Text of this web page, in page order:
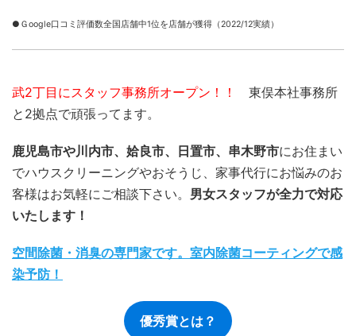
●Ｇoogle口コミ評価数全国店舗中1位を店舗が獲得（2022/12実績）
武2丁目にスタッフ事務所オープン！！
東俣本社事務所
と2拠点で頑張ってます。
鹿児島市や川内市、姶良市、日置市、串木野市にお住まい
でハウスクリーニングやおそうじ、家事代行にお悩みのお
客様はお気軽にご相談下さい。 男女スタッフが全力で対応
いたします！
空間除菌・消臭の専門家です。室内除菌コーティングで感
染予防！
優秀賞とは？